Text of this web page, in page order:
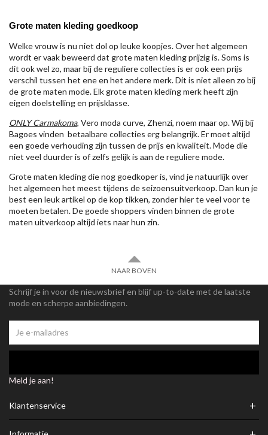
Grote maten kleding goedkoop
Welke vrouw is nu niet dol op leuke koopjes. Over het algemeen
wordt er vaak beweerd dat grote maten kleding prijzig is. Soms is
dit ook wel zo, maar bij de reguliere collecties is er ook een prijs
verschil tussen het ene en het andere merk. Dit is niet alleen zo bij
de grote maten mode. Elk grote maten kleding merk heeft zijn
eigen doelstelling en prijsklasse.
ONLY Carmakoma, Vero moda curve, Zhenzi, noem maar op. Wij bij
Bagoes vinden betaalbare collecties erg belangrijk. Er moet altijd
een goede verhouding zijn tussen de prijs en kwaliteit. Mode die
niet veel duurder is of zelfs gelijk is aan de reguliere mode.
Grote maten kleding die nog goedkoper is, vind je natuurlijk over
het algemeen het meest tijdens de seizoensuitverkoop. Dan kun je
best een leuk artikel op de kop tikken, zonder hier te veel voor te
moeten betalen. De goede shoppers vinden binnen de grote
maten uitverkoop altijd iets naar hun zin.
NAAR BOVEN
Schrijf je in voor de nieuwsbrief en blijf up-to-date met de laatste
mode en scherpe aanbiedingen.
Meld je aan!
Klantenservice +